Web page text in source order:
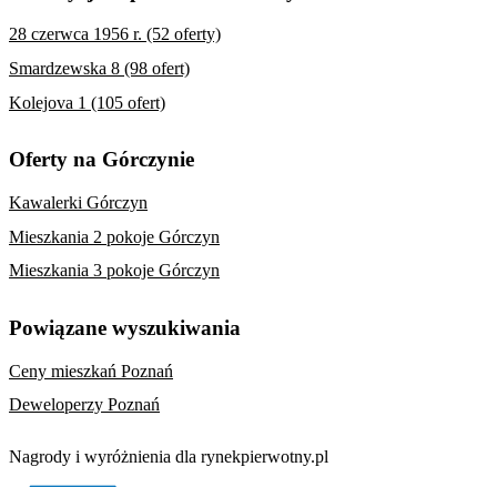
28 czerwca 1956 r. (52 oferty)
Smardzewska 8 (98 ofert)
Kolejova 1 (105 ofert)
Oferty na Górczynie
Kawalerki Górczyn
Mieszkania 2 pokoje Górczyn
Mieszkania 3 pokoje Górczyn
Powiązane wyszukiwania
Ceny mieszkań Poznań
Deweloperzy Poznań
Nagrody i wyróżnienia dla rynekpierwotny.pl